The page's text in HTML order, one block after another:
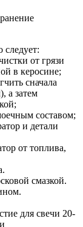
от грязи
в керосине;
сначала
а затем
составом;
и детали
от топлива,
смазкой.
для свечи 20-